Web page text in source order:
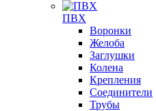
ПВХ
Воронки
Желоба
Заглушки
Колена
Крепления
Соединители
Трубы